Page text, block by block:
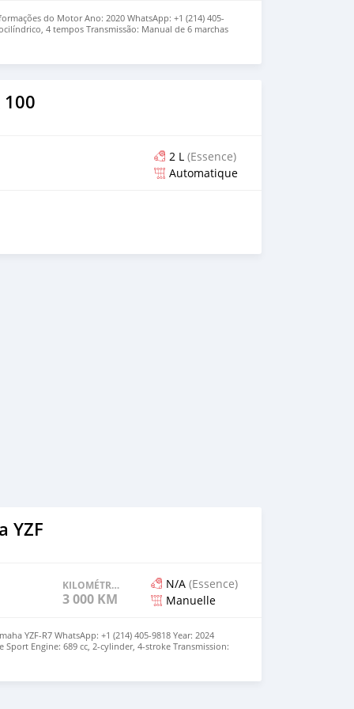
do Motor Ano: 2020 WhatsApp: +1 (214) 405-
4 tempos Transmissão: Manual de 6 marchas
conservada Ideal para: * Estradas florestais * Trilhas
* Estradas rurais e de fazenda * Pilotagem recreativa
100
2 L (Essence)
Automatique
YZF
KILOMÉTRAGE
3 000 KM
N/A (Essence)
Manuelle
YZF-R7 WhatsApp: +1 (214) 405-9818 Year: 2024
Sport Engine: 689 cc, 2-cylinder, 4-stroke Transmission:
72 hp (@ 8750rpm) Class average: 112 hp Torque: 49
Weight: 415 lb Class average: 404 lb Wet Weight: 415
58-59 MPG Class average: 432 lb Seat Height: